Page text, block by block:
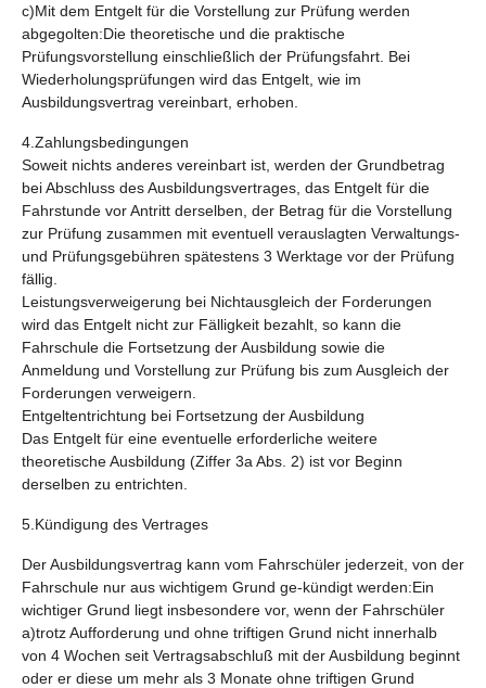
c)Mit dem Entgelt für die Vorstellung zur Prüfung werden
abgegolten:Die theoretische und die praktische
Prüfungsvorstellung einschließlich der Prüfungsfahrt. Bei
Wiederholungsprüfungen wird das Entgelt, wie im
Ausbildungsvertrag vereinbart, erhoben.
4.Zahlungsbedingungen
Soweit nichts anderes vereinbart ist, werden der Grundbetrag
bei Abschluss des Ausbildungsvertrages, das Entgelt für die
Fahrstunde vor Antritt derselben, der Betrag für die Vorstellung
zur Prüfung zusammen mit eventuell verauslagten Verwaltungs-
und Prüfungsgebühren spätestens 3 Werktage vor der Prüfung
fällig.
Leistungsverweigerung bei Nichtausgleich der Forderungen
wird das Entgelt nicht zur Fälligkeit bezahlt, so kann die
Fahrschule die Fortsetzung der Ausbildung sowie die
Anmeldung und Vorstellung zur Prüfung bis zum Ausgleich der
Forderungen verweigern.
Entgeltentrichtung bei Fortsetzung der Ausbildung
Das Entgelt für eine eventuelle erforderliche weitere
theoretische Ausbildung (Ziffer 3a Abs. 2) ist vor Beginn
derselben zu entrichten.
5.Kündigung des Vertrages
Der Ausbildungsvertrag kann vom Fahrschüler jederzeit, von der
Fahrschule nur aus wichtigem Grund ge-kündigt werden:Ein
wichtiger Grund liegt insbesondere vor, wenn der Fahrschüler
a)trotz Aufforderung und ohne triftigen Grund nicht innerhalb
von 4 Wochen seit Vertragsabschluß mit der Ausbildung beginnt
oder er diese um mehr als 3 Monate ohne triftigen Grund